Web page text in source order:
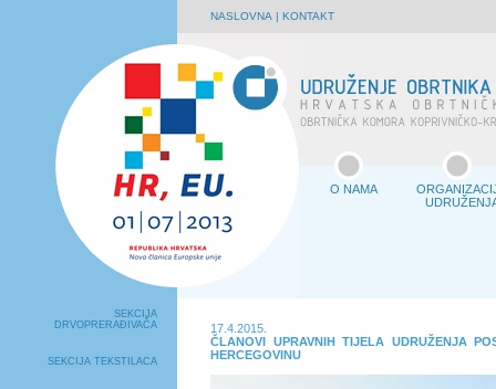
NASLOVNA | KONTAKT
O NAMA
SEKCIJA
DRVOPRERAĐIVAČA
SEKCIJA TEKSTILACA
17.4.2015.
ČLANOVI UPRAVNIH TIJELA UDRUŽENJA
HERCEGOVINU